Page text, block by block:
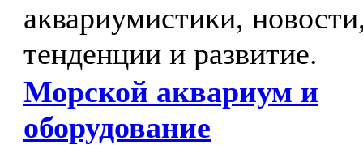
аквариумистики,
тенденции и развитие.
Морской аквариум и
оборудование